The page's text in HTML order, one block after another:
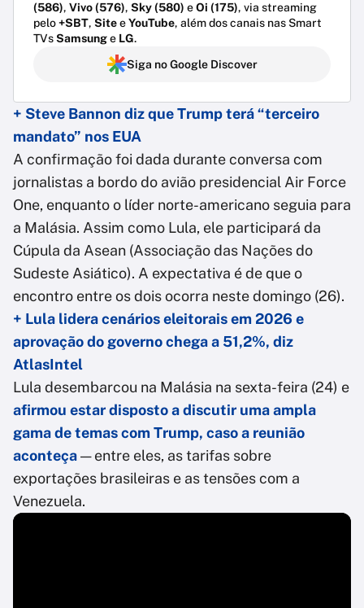
(586), Vivo (576), Sky (580) eOi (175), via streaming
pelo+SBT, SiteeYouTube, além dos canais nas Smart
TVsSamsunge LG.
Siga no Google Discover
+ Steve Bannon diz que Trump terá “terceiro
mandato” nos EUA
A confirmação foi dada durante conversa com
jornalistas a bordo do avião presidencial Air Force
One, enquanto o líder norte-americano seguia para
a Malásia. Assim como Lula, ele participará da
Cúpula da Asean (Associação das Nações do
Sudeste Asiático). A expectativa é de que o
encontro entre os dois ocorra neste domingo (26).
+ Lula lidera cenários eleitorais em 2026 e
aprovação do governo chega a 51,2%, diz
AtlasIntel
Lula desembarcou na Malásia na sexta-feira (24) e
afirmou estar disposto a discutir uma ampla
gama de temas com Trump, caso a reunião
aconteça— entre eles, as tarifas sobre
exportações brasileiras e as tensões com a
Venezuela.